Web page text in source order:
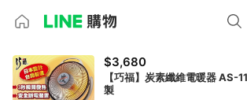
$3,680
【巧福】炭素纖維電暖器 AS-
製